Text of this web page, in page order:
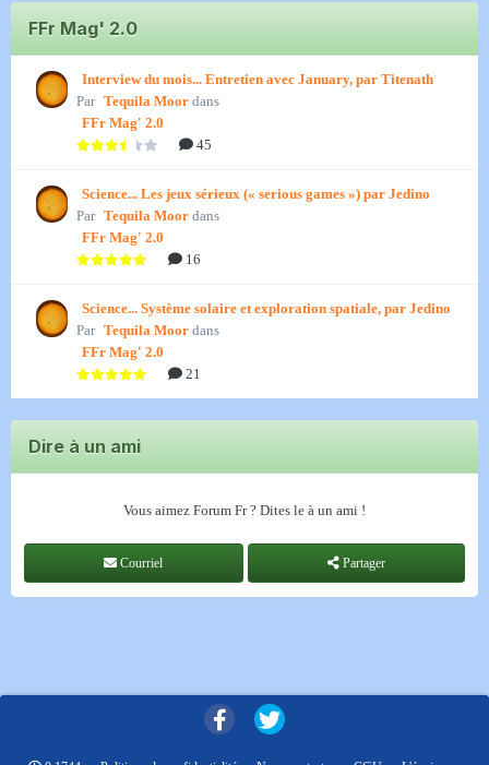
FFr Mag' 2.0
Interview du mois... Entretien avec January, par Titenath
Par Tequila Moor dans
FFr Mag' 2.0
45
Science... Les jeux sérieux (« serious games ») par Jedino
Par Tequila Moor dans
FFr Mag' 2.0
16
Science... Système solaire et exploration spatiale, par Jedino
Par Tequila Moor dans
FFr Mag' 2.0
21
Dire à un ami
Vous aimez Forum Fr ? Dites le à un ami !
Courriel Partager